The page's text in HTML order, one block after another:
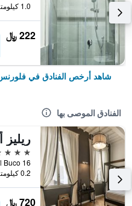
1.0 كيلومتر عن وسط المدينة
222 ﷼
شاهد أرخص الفنادق في
الفنادق الموصى بها
4 نجوم
0.2 كيلومتر عن وسط المدينة
720 ﷼